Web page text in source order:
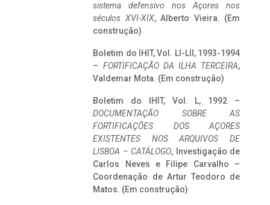
sistema defensivo nos Açores nos
séculos XVI-XIX, Alberto Vieira. (Em
construção)
Boletim do IHIT, Vol. LI-LII, 1993-1994
– FORTIFICAÇÃO DA ILHA TERCEIRA,
Valdemar Mota. (Em construção)
Boletim do IHIT, Vol. L, 1992 –
DOCUMENTAÇÃO SOBRE AS
FORTIFICAÇÕES DOS AÇORES
EXISTENTES NOS ARQUIVOS DE
LISBOA – CATÁLOGO, Investigação de
Carlos Neves e Filipe Carvalho –
Coordenação de Artur Teodoro de
Matos. (Em construção)